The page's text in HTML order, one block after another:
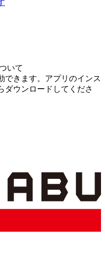
いて
できます。アプリのインス
ダウンロードしてくださ